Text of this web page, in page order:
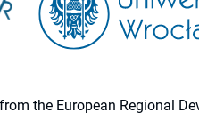
the European Regional